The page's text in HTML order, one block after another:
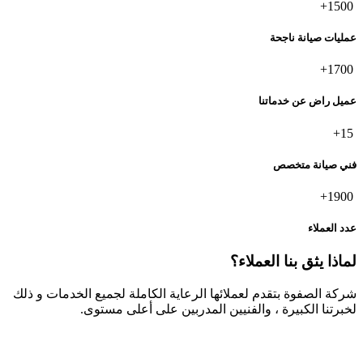
1500+
عمليات صيانة ناجحة
1700+
عميل راض عن خدماتنا
15+
فني صيانة متخصص
1900+
عدد العملاء
لماذا يثق بنا العملاء؟
شركة الصفوة بتقدم لعملائها الرعاية الكاملة لجميع الخدمات و ذلك
لخبرتنا الكبيرة ، والفنيين المدربين على أعلى مستوى.